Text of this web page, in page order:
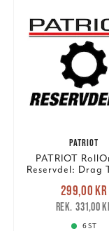
PATRIOT
PATRIOT
Reservdel: Drag
Nuvarande
299,00 kr
331,00 kr
299,00 kr
331,00
6 ST